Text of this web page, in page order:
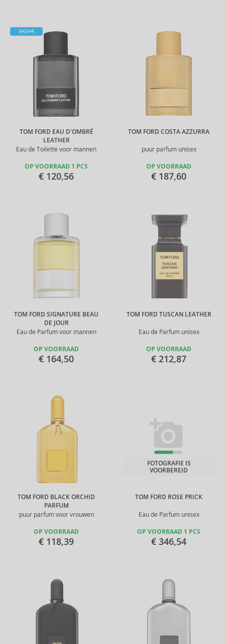
TOM FORD EAU D'OMBRÉ
LEATHER
Eau de Toilette voor mannen
BAZAAR
OP VOORRAAD 1 PCS
€ 120,56
TOM FORD COSTA AZZURRA
puur parfum unisex
OP VOORRAAD
€ 187,60
TOM FORD SIGNATURE BEAU
DE JOUR
Eau de Parfum voor mannen
OP VOORRAAD
€ 164,50
TOM FORD TUSCAN LEATHER
Eau de Parfum unisex
OP VOORRAAD
€ 212,87
TOM FORD BLACK ORCHID
PARFUM
puur parfum voor vrouwen
OP VOORRAAD
€ 118,39
TOM FORD ROSE PRICK
Eau de Parfum unisex
FOTOGRAFIE IS
VOORBEREID
OP VOORRAAD 1 PCS
€ 346,54